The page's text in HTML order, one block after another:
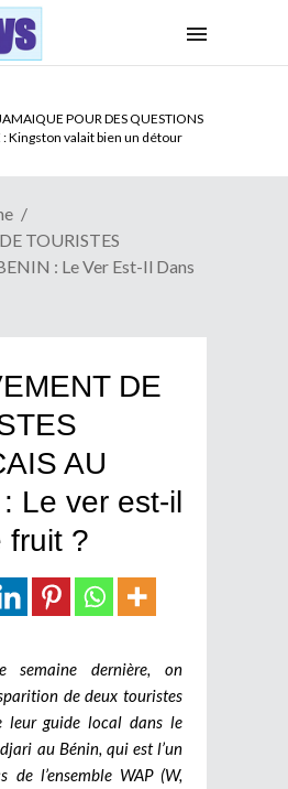
JAMAIQUE POUR DES QUESTIONS
: Kingston valait bien un détour
LA TETE DU SENAT BENINOIS :
pouvoir sans partir !
TOURISTES
: Le Ver Est-Il Dans
DE
AU
Le ver est-il
fruit ?
semaine dernière, on
de deux touristes
leur guide local dans le
au Bénin, qui est l’un
de l’ensemble WAP (W,